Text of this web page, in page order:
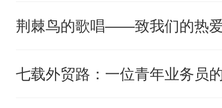
荆棘鸟的歌唱——致我们的热
七载外贸路：一位青年业务员